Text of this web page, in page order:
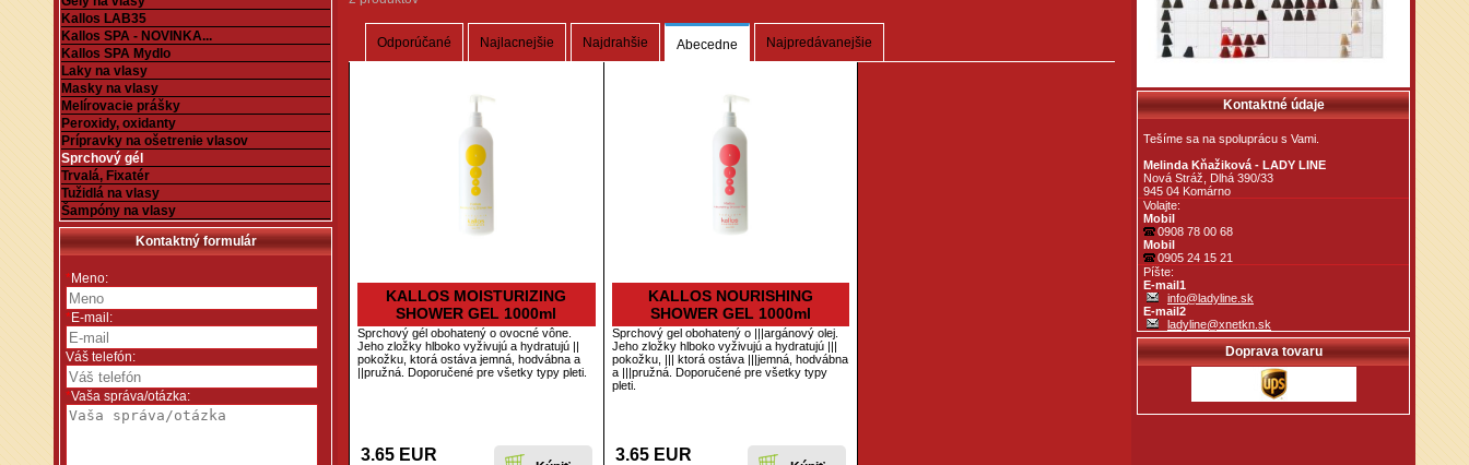
Kallos LAB35
Kallos SPA - NOVINKA...
Kallos SPA Mydlo
Laky na vlasy
Masky na vlasy
Melírovacie prášky
Peroxidy, oxidanty
Prípravky na ošetrenie vlasov
Sprchový gél
Trvalá, Fixatér
Tužidlá na vlasy
Šampóny na vlasy
Kontaktný formulár
*Meno:
*E-mail:
Váš telefón:
*Vaša správa/otázka:
Odporúčané Najlacnejšie Najdrahšie Abecedne Najpredávanejšie
KALLOS MOISTURIZING
SHOWER GEL 1000ml
Sprchový gél obohatený o ovocné vône.
Jeho zložky hlboko vyživujú a hydratujú ||
pokožku, ktorá ostáva jemná, hodvábna a
||pružná. Doporučené pre všetky typy pleti.
3.65 EUR
KALLOS NOURISHING
SHOWER GEL 1000ml
Sprchový gel obohatený o |||argánový olej.
Jeho zložky hlboko vyživujú a hydratujú |||
pokožku, ||| ktorá ostáva |||jemná, hodvábna
a |||pružná. Doporučené pre všetky typy
pleti.
3.65 EUR
Kontaktné údaje
Tešíme sa na spoluprácu s Vami.
Melinda Kňažiková - LADY LINE
Nová Stráž, Dlhá 390/33
945 04 Komárno
Volajte:
Mobil
0908 78 00 68
Mobil
0905 24 15 21
Píšte:
E-mail1
info@ladyline.sk
E-mail2
ladyline@xnetkn.sk
Doprava tovaru